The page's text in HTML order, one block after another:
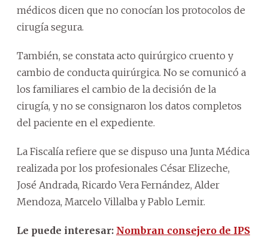
médicos dicen que no conocían los protocolos de
cirugía segura.
También, se constata acto quirúrgico cruento y
cambio de conducta quirúrgica. No se comunicó a
los familiares el cambio de la decisión de la
cirugía, y no se consignaron los datos completos
del paciente en el expediente.
La Fiscalía refiere que se dispuso una Junta Médica
realizada por los profesionales César Elizeche,
José Andrada, Ricardo Vera Fernández, Alder
Mendoza, Marcelo Villalba y Pablo Lemir.
Le puede interesar: Nombran consejero de IPS